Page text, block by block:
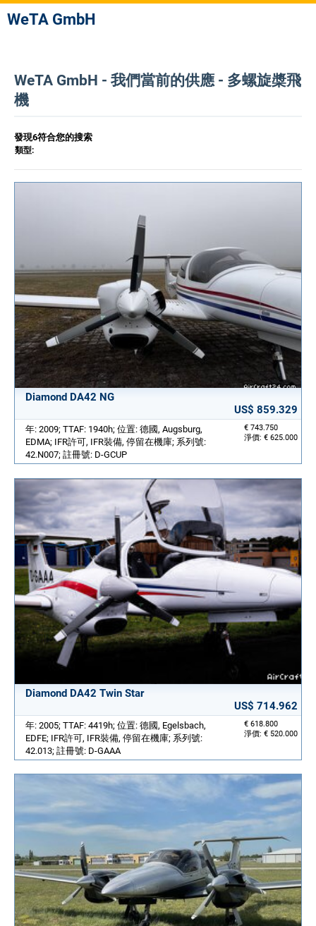
WeTA GmbH
WeTA GmbH - 我們當前的供應 - 多螺旋槳飛
機
發現6符合您的搜索
類型:
Diamond DA42 NG
US$ 859.329
€ 743.750
淨價: € 625.000
年: 2009; TTAF: 1940h; 位置: 德國, Augsburg,
EDMA; IFR許可, IFR裝備, 停留在機庫; 系列號:
42.N007; 註冊號: D-GCUP
Diamond DA42 Twin Star
US$ 714.962
€ 618.800
淨價: € 520.000
年: 2005; TTAF: 4419h; 位置: 德國, Egelsbach,
EDFE; IFR許可, IFR裝備, 停留在機庫; 系列號:
42.013; 註冊號: D-GAAA